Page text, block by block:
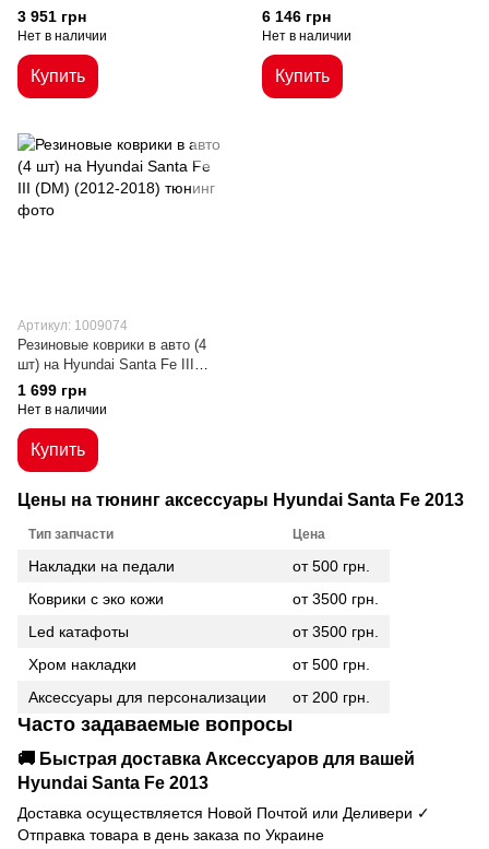
Santa Fe 7-местный (13-18 г.в.)
3 951 грн
Нет в наличии
Купить
г.в.)
6 146 грн
Нет в наличии
Купить
Артикул: 1009074
Резиновые коврики в авто (4
шт) на Hyundai Santa Fe III
(DM) (2012-2018)
1 699 грн
Нет в наличии
Купить
Цены на тюнинг аксессуары Hyundai Santa Fe 2013
Тип запчасти Цена
Накладки на педали
от 500 грн.
Коврики с эко кожи
от 3500 грн.
Led катафоты
от 3500 грн.
Хром накладки
от 500 грн.
Аксессуары для персонализации
от 200 грн.
Часто задаваемые вопросы
🚚 Быстрая доставка Аксессуаров для вашей
Hyundai Santa Fe 2013
Доставка осуществляется Новой Почтой или Деливери ✓
Отправка товара в день заказа по Украине